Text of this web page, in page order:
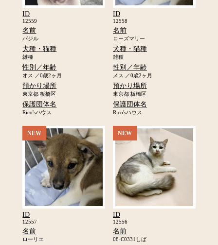
ID
12559
名前
バジル
犬種・猫種
雑種
性別／年齢
オス ／0歳2ヶ月
預かり場所
東京都 板橋区
保護団体名
Rico'sハウス
ID
12558
名前
ローズマリー
犬種・猫種
雑種
性別／年齢
メス ／0歳2ヶ月
預かり場所
東京都 板橋区
保護団体名
Rico'sハウス
NEW
ID
12557
名前
ローリエ
NEW
ID
12556
名前
08-C0331しば